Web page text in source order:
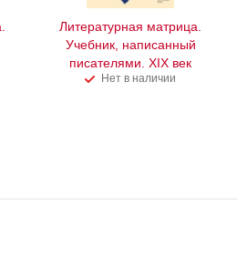
Литературная матрица.
Учебник, написанный
писателями. XIX век
Нет в наличии